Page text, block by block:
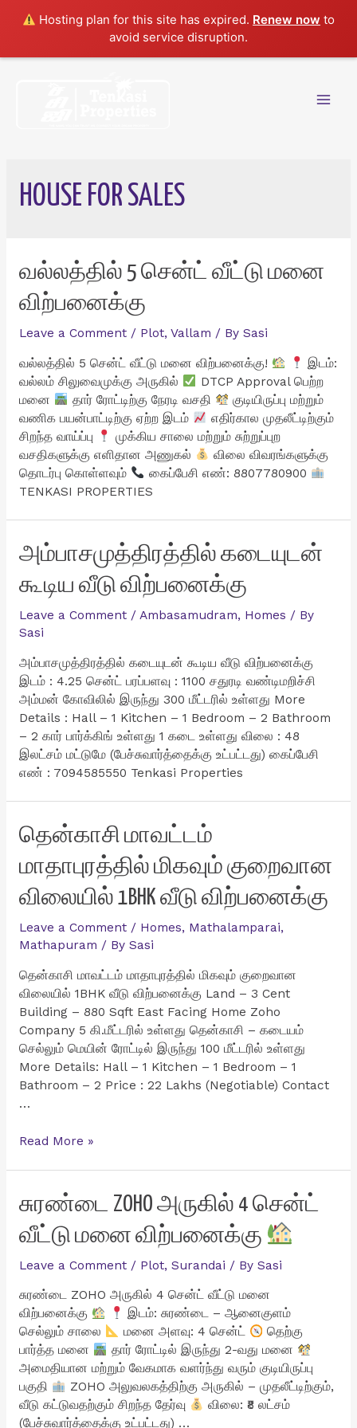
Hosting plan for this site has expired. Renew now to
avoid service disruption.
HOUSE FOR SALES
வல்லத்தில் 5 சென்ட் வீட்டு மனை
விற்பனைக்கு
Leave a Comment / Plot, Vallam / By Sasi
வல்லத்தில் 5 சென்ட் வீட்டு மனை விற்பனைக்கு!
இடம்:
வல்லம் சிலுவைமுக்கு அருகில்
DTCP Approval பெற்ற
மனை
தார் ரோட்டிற்கு நேரடி வசதி
குடியிருப்பு மற்றும்
வணிக பயன்பாட்டிற்கு ஏற்ற இடம்
எதிர்கால முதலீட்டிற்கும்
சிறந்த வாய்ப்பு
முக்கிய சாலை மற்றும் சுற்றுப்புற
வசதிகளுக்கு எளிதான அணுகல்
விலை விவரங்களுக்கு
தொடர்பு கொள்ளவும்
கைப்பேசி எண்: 8807780900
TENKASI PROPERTIES
அம்பாசமுத்திரத்தில் கடையுடன்
கூடிய வீடு விற்பனைக்கு
Leave a Comment / Ambasamudram, Homes / By
Sasi
அம்பாசமுத்திரத்தில் கடையுடன் கூடிய வீடு விற்பனைக்கு
இடம் : 4.25 சென்ட் பரப்பளவு : 1100 சதுரடி வண்டிமறிச்சி
அம்மன் கோவிலில் இருந்து 300 மீட்டரில் உள்ளது More
Details : Hall – 1 Kitchen – 1 Bedroom – 2 Bathroom
– 2 கார் பார்க்கிங் உள்ளது 1 கடை உள்ளது விலை : 48
இலட்சம் மட்டுமே (பேச்சுவார்த்தைக்கு உட்பட்டது) கைப்பேசி
எண் : 7094585550 Tenkasi Properties
தென்காசி மாவட்டம்
மாதாபுரத்தில் மிகவும் குறைவான
விலையில் 1BHK வீடு விற்பனைக்கு
Leave a Comment / Homes, Mathalamparai,
Mathapuram / By Sasi
தென்காசி மாவட்டம் மாதாபுரத்தில் மிகவும் குறைவான
விலையில் 1BHK வீடு விற்பனைக்கு Land – 3 Cent
Building – 880 Sqft East Facing Home Zoho
Company 5 கி.மீட்டரில் உள்ளது தென்காசி – கடையம்
செல்லும் மெயின் ரோட்டில் இருந்து 100 மீட்டரில் உள்ளது
More Details: Hall – 1 Kitchen – 1 Bedroom – 1
Bathroom – 2 Price : 22 Lakhs (Negotiable) Contact
…
தென்காசி
குறைவான
விலையில்
வீடு
விற்பனைக்கு
Read More »
சுரண்டை ZOHO அருகில் 4 சென்ட்
வீட்டு மனை விற்பனைக்கு
Leave a Comment / Plot, Surandai / By Sasi
சுரண்டை ZOHO அருகில் 4 சென்ட் வீட்டு மனை
விற்பனைக்கு
இடம்: சுரண்டை – ஆனைகுளம்
செல்லும் சாலை
மனை அளவு: 4 சென்ட்
தெற்கு
பார்த்த மனை
தார் ரோட்டில் இருந்து 2-வது மனை
அமைதியான மற்றும் வேகமாக வளர்ந்து வரும் குடியிருப்பு
பகுதி
ZOHO அலுவலகத்திற்கு அருகில் – முதலீட்டிற்கும்,
வீடு கட்டுவதற்கும் சிறந்த தேர்வு
விலை: ₹8 லட்சம்
(பேச்சுவார்த்தைக்கு உட்பட்டது) …